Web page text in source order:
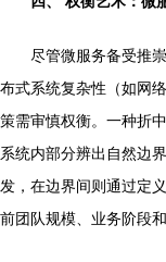
尽管微服务备受推
布式系统复杂性（如网
策需审慎权衡。一种折
系统内部分辨出自然边
发，在边界间则通过定
前团队规模、业务阶段